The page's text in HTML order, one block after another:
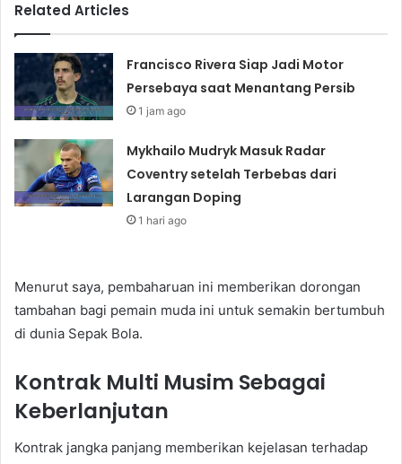
Related Articles
Francisco Rivera Siap Jadi Motor
Persebaya saat Menantang Persib
1 jam ago
Mykhailo Mudryk Masuk Radar
Coventry setelah Terbebas dari
Larangan Doping
1 hari ago
Menurut saya, pembaharuan ini memberikan dorongan
tambahan bagi pemain muda ini untuk semakin bertumbuh
di dunia Sepak Bola.
Kontrak Multi Musim Sebagai
Keberlanjutan
Kontrak jangka panjang memberikan kejelasan terhadap